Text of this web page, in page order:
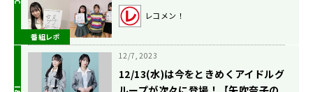
番組レポ
吹奈子のレコメン！】
レコメン！
12/7, 2023
12/13(水)は今をときめくアイドルグ